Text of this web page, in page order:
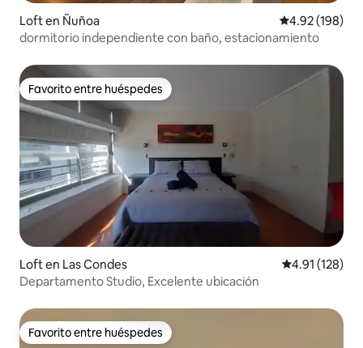
Loft en Ñuñoa Calificación
4.92 (198)
dormitorio independiente con baño, estacionamiento
Favorito entre huéspedes
Favorito entre huéspedes
Loft en Las Condes Calificación
4.91 (128)
Departamento Studio, Excelente ubicación
Favorito entre huéspedes
Favorito entre huéspedes